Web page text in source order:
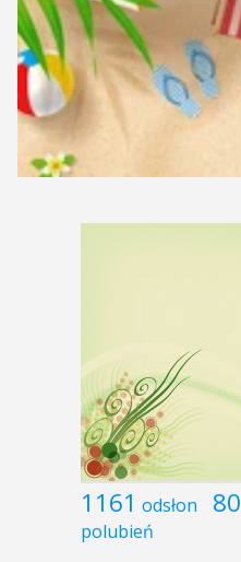
1161 odsłon 80
polubień